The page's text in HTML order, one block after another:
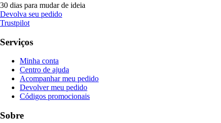
30 dias para mudar de ideia
Devolva seu pedido
Trustpilot
Serviços
Minha conta
Centro de ajuda
Acompanhar meu pedido
Devolver meu pedido
Códigos promocionais
Sobre